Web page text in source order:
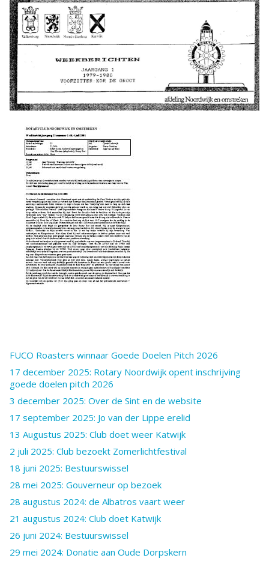
FUCO Roasters winnaar Goede Doelen Pitch 2026
17 december 2025: Rotary Noordwijk opent inschrijving
goede doelen pitch 2026
3 december 2025: Over de Sint en de website
17 september 2025: Jo van der Lippe erelid
13 Augustus 2025: Club doet weer Katwijk
2 juli 2025: Club bezoekt Zomerlichtfestival
18 juni 2025: Bestuurswissel
28 mei 2025: Gouverneur op bezoek
28 augustus 2024: de Albatros vaart weer
21 augustus 2024: Club doet Katwijk
26 juni 2024: Bestuurswissel
29 mei 2024: Donatie aan Oude Dorpskern